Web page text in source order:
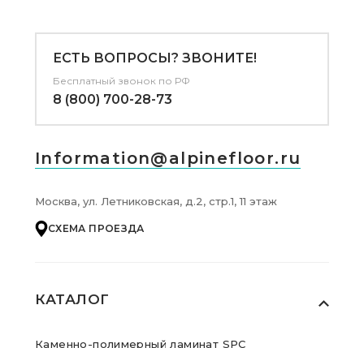
КАТАЛОГ
Каменно-полимерный ламинат SPC
ЕСТЬ ВОПРОСЫ? ЗВОНИТЕ!
Бесплатный звонок по РФ
8 (800) 700-28-73
Information@alpinefloor.ru
Москва, ул. Летниковская, д.2, стр.1, 11 этаж
СХЕМА ПРОЕЗДА